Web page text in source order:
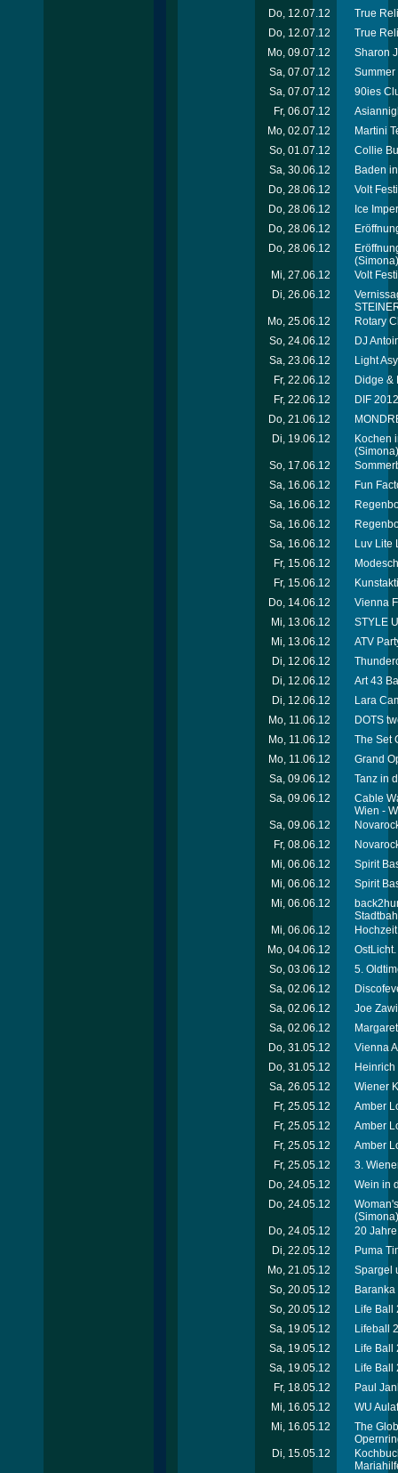
Do, 12.07.12
True
Do, 12.07.12
True
Mo, 09.07.12
Sharon
Sa, 07.07.12
Sa, 07.07.12
90ies
Fr, 06.07.12
Mo, 02.07.12
Martini
So, 01.07.12
Collie
Sa, 30.06.12
Baden
Do, 28.06.12
Volt
Do, 28.06.12
Ice
Do, 28.06.12
Do, 28.06.12
(Simona)
Mi, 27.06.12
Volt
Di, 26.06.12
Mo, 25.06.12
Rotary
So, 24.06.12
DJ
Sa, 23.06.12
Light
Fr, 22.06.12
Didge &
Fr, 22.06.12
DIF
Do, 21.06.12
Di, 19.06.12
Kochen
(Simona)
So, 17.06.12
Sa, 16.06.12
Fun
Sa, 16.06.12
Sa, 16.06.12
Sa, 16.06.12
Luv Lite
Fr, 15.06.12
Fr, 15.06.12
Do, 14.06.12
Vienna
Mi, 13.06.12
STYLE
Mi, 13.06.12
ATV
Di, 12.06.12
Di, 12.06.12
Art 43
Di, 12.06.12
Lara
Mo, 11.06.12
DOTS
Mo, 11.06.12
The Set
Mo, 11.06.12
Grand
Sa, 09.06.12
Tanz in
Sa, 09.06.12
Cable
Wien -
Sa, 09.06.12
Fr, 08.06.12
Mi, 06.06.12
Spirit
Mi, 06.06.12
Spirit
Mi, 06.06.12
Mi, 06.06.12
Mo, 04.06.12
So, 03.06.12
5.
Sa, 02.06.12
Sa, 02.06.12
Joe
Sa, 02.06.12
Do, 31.05.12
Vienna
Do, 31.05.12
Sa, 26.05.12
Wiener
Fr, 25.05.12
Amber
Fr, 25.05.12
Amber
Fr, 25.05.12
Amber
Fr, 25.05.12
3.
Do, 24.05.12
Wein in
Do, 24.05.12
(Simona)
Do, 24.05.12
20
Di, 22.05.12
Puma
Mo, 21.05.12
Spargel
So, 20.05.12
So, 20.05.12
Life Ball
Sa, 19.05.12
Lifeball
Sa, 19.05.12
Life Ball
Sa, 19.05.12
Life Ball
Fr, 18.05.12
Paul
Mi, 16.05.12
WU
Mi, 16.05.12
The
Di, 15.05.12